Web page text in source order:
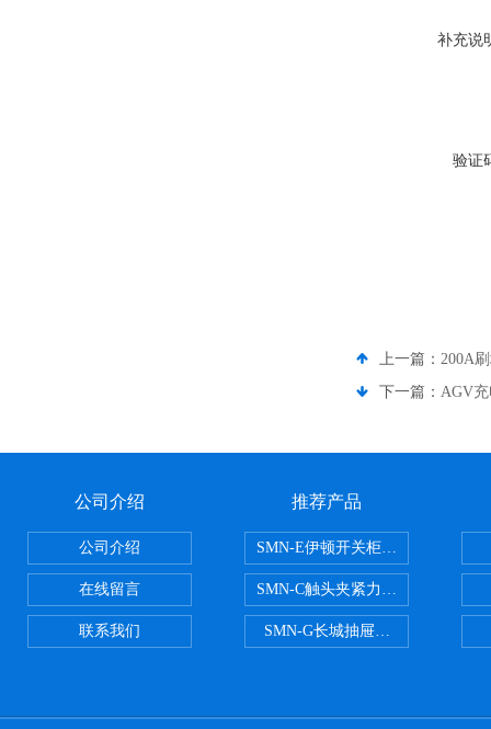
补充说
验证
上一篇： 200A
下一篇： AGV
公司介绍
公司介绍
在线留言
联系我们
推荐产品
SMN-E伊顿开关柜触头夹紧力检
SMN-C触头夹紧力检测仪
SMN-G长城抽屉开关柜触头夹紧